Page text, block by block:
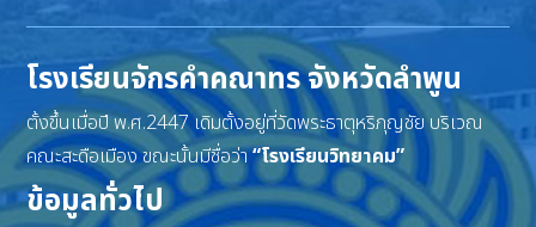
โรงเรียนจักรคำคณาทร จังหวัดลำพูน
ตั้งขึ้นเมื่อปี พ.ศ.2447 เดิมตั้งอยู่ที่วัดพระธาตุหริภุญชัย บริเวณ
คณะสะดือเมือง ขณะนั้นมีชื่อว่า“โรงเรียนวิทยาคม”
ข้อมูลทั่วไป